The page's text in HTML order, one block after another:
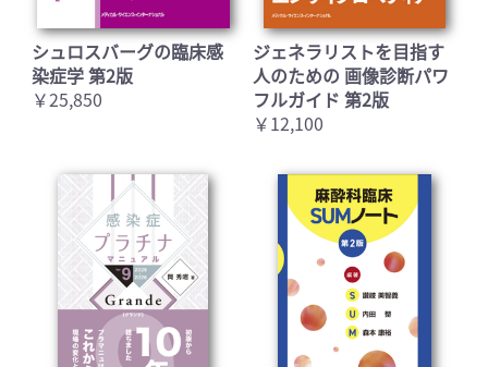
シュロスバーグの臨床感
染症学 第2版
￥25,850
ジェネラリストを目指す
人のための 画像診断パワ
フルガイド 第2版
￥12,100